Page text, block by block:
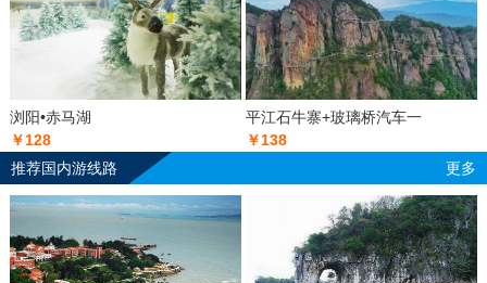
浏阳•赤马湖
￥128
平江石牛寨+玻璃桥汽车一
￥138
推荐国内游线路
更多